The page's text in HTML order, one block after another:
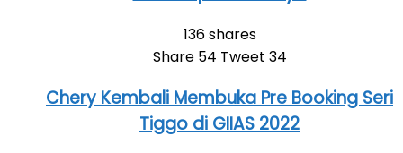
136 shares
Share 54 Tweet 34
Chery Kembali Membuka Pre Booking Seri
Tiggo di GIIAS 2022